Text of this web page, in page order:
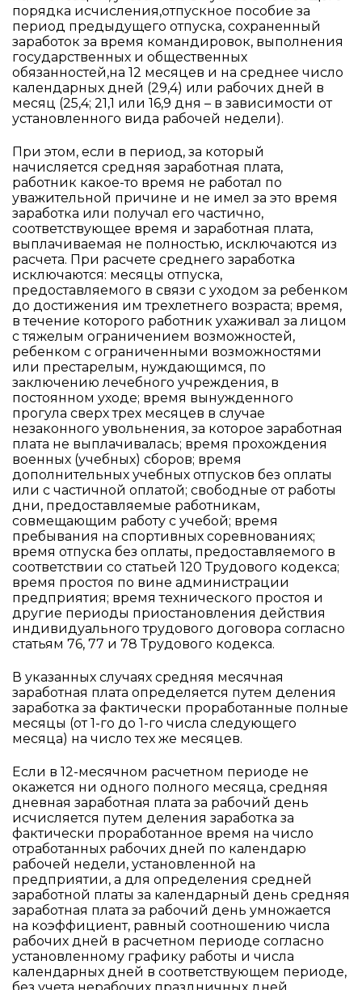
порядка исчисления,отпускное пособие за
период предыдущего отпуска, сохраненный
заработок за время командировок, выполнения
государственных и общественных
обязанностей,на 12 месяцев и на среднее число
календарных дней (29,4) или рабочих дней в
месяц (25,4; 21,1 или 16,9 дня – в зависимости от
установленного вида рабочей недели).
При этом, если в период, за который
начисляется средняя заработная плата,
работник какое-то время не работал по
уважительной причине и не имел за это время
заработка или получал его частично,
соответствующее время и заработная плата,
выплачиваемая не полностью, исключаются из
расчета. При расчете среднего заработка
исключаются: месяцы отпуска,
предоставляемого в связи с уходом за ребенком
до достижения им трехлетнего возраста; время,
в течение которого работник ухаживал за лицом
с тяжелым ограничением возможностей,
ребенком с ограниченными возможностями
или престарелым, нуждающимся, по
заключению лечебного учреждения, в
постоянном уходе; время вынужденного
прогула сверх трех месяцев в случае
незаконного увольнения, за которое заработная
плата не выплачивалась; время прохождения
военных (учебных) сборов; время
дополнительных учебных отпусков без оплаты
или с частичной оплатой; свободные от работы
дни, предоставляемые работникам,
совмещающим работу с учебой; время
пребывания на спортивных соревнованиях;
время отпуска без оплаты, предоставляемого в
соответствии со статьей 120 Трудового кодекса;
время простоя по вине администрации
предприятия; время технического простоя и
другие периоды приостановления действия
индивидуального трудового договора согласно
статьям 76, 77 и 78 Трудового кодекса.
В указанных случаях средняя месячная
заработная плата определяется путем деления
заработка за фактически проработанные полные
месяцы (от 1-го до 1-го числа следующего
месяца) на число тех же месяцев.
Если в 12-месячном расчетном периоде не
окажется ни одного полного месяца, средняя
дневная заработная плата за рабочий день
исчисляется путем деления заработка за
фактически проработанное время на число
отработанных рабочих дней по календарю
рабочей недели, установленной на
предприятии, а для определения средней
заработной платы за календарный день средняя
заработная плата за рабочий день умножается
на коэффициент, равный соотношению числа
рабочих дней в расчетном периоде согласно
установленному графику работы и числа
календарных дней в соответствующем периоде,